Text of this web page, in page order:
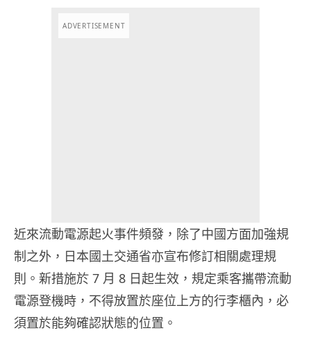
ADVERTISEMENT
近來流動電源起火事件頻發，除了中國方面加強規
制之外，日本國土交通省亦宣布修訂相關處理規
則。新措施於 7 月 8 日起生效，規定乘客攜帶流動
電源登機時，不得放置於座位上方的行李櫃內，必
須置於能夠確認狀態的位置。